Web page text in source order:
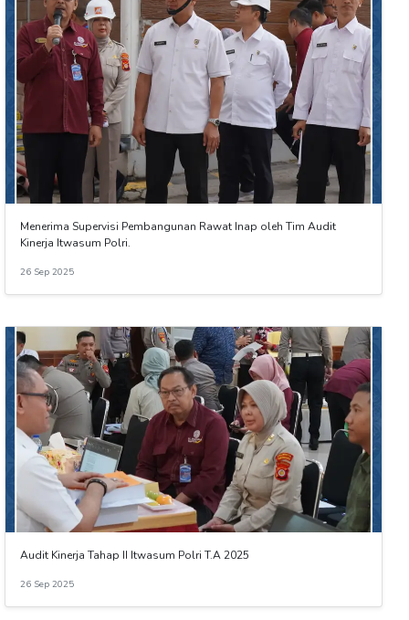
Menerima Supervisi Pembangunan Rawat Inap oleh Tim Audit
Kinerja Itwasum Polri.
26 Sep 2025
Audit Kinerja Tahap II Itwasum Polri T.A 2025
26 Sep 2025